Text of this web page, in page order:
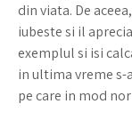
din viata. De
iubeste si il
exemplul si isi
in ultima vreme
pe care in mod